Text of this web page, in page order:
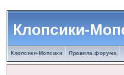
Клопсики-
Клопсики-Мопсики Правила форума